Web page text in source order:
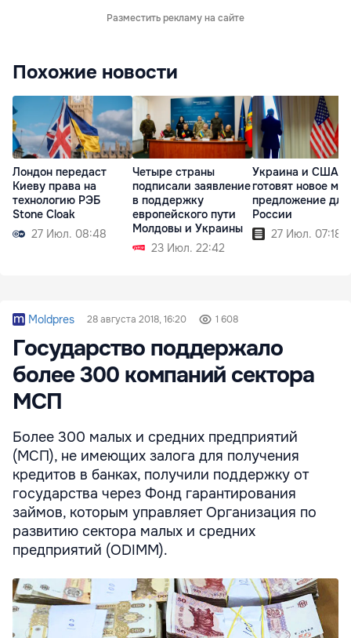
Разместить рекламу на сайте
Похожие новости
Лондон передаст
Киеву права на
технологию РЭБ
Stone Cloak
27 Июл. 08:48
Четыре страны
подписали заявление
в поддержку
европейского пути
Молдовы и Украины
23 Июл. 22:42
Украина и США
готовят новое
предложение для
России
27 Июл. 07:18
Moldpres 28 августа 2018, 16:20 1 608
Государство поддержало
более 300 компаний сектора
МСП
Более 300 малых и средних предприятий
(МСП), не имеющих залога для получения
кредитов в банках, получили поддержку от
государства через Фонд гарантирования
займов, которым управляет Организация по
развитию сектора малых и средних
предприятий (ODIMM).